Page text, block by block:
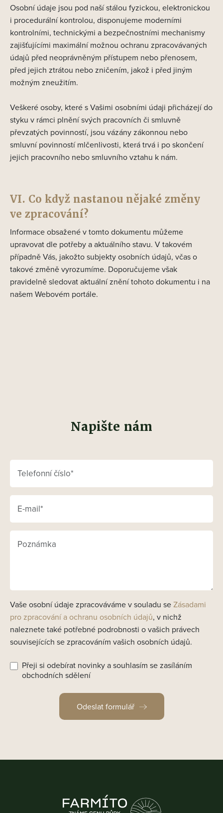
Osobní údaje jsou pod naší stálou fyzickou, elektronickou
i procedurální kontrolou, disponujeme moderními
kontrolními, technickými a bezpečnostními mechanismy
zajišťujícími maximální možnou ochranu zpracovávaných
údajů před neoprávněným přístupem nebo přenosem,
před jejich ztrátou nebo zničením, jakož i před jiným
možným zneužitím.
Veškeré osoby, které s Vašimi osobními údaji přicházejí do
styku v rámci plnění svých pracovních či smluvně
převzatých povinností, jsou vázány zákonnou nebo
smluvní povinností mlčenlivosti, která trvá i po skončení
jejich pracovního nebo smluvního vztahu k nám.
VI. Co když nastanou nějaké změny
ve zpracování?
Informace obsažené v tomto dokumentu můžeme
upravovat dle potřeby a aktuálního stavu. V takovém
případně Vás, jakožto subjekty osobních údajů, včas o
takové změně vyrozumíme. Doporučujeme však
pravidelně sledovat aktuální znění tohoto dokumentu i na
našem Webovém portále.
Napište nám
Vaše osobní údaje zpracováváme v souladu seZásadami
pro zpracování a ochranu osobních údajů, v nichž
naleznete také potřebné podrobnosti o vašich právech
souvisejících se zpracováním vašich osobních údajů.
Přeji si odebírat novinky a souhlasím se zasíláním
obchodních sdělení
Odeslat formulář